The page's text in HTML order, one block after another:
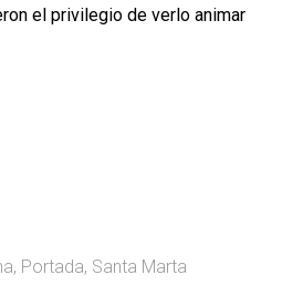
el privilegio de verlo animar
, Portada, Santa Marta